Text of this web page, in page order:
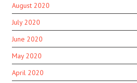
August 2020
July 2020
June 2020
May 2020
April 2020